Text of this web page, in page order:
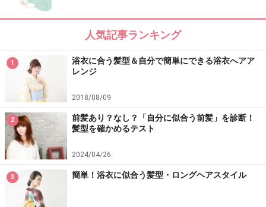
人気記事ランキング
1
浴衣に合う髪型＆自分で簡単にできる浴衣へアア
レンジ
2018/08/09
2
前髪あり？なし？「自分に似合う前髪」を診断！
髪型を確かめるテスト
2024/04/26
3 簡単！浴衣に似合う髪型・ロングヘアスタイル